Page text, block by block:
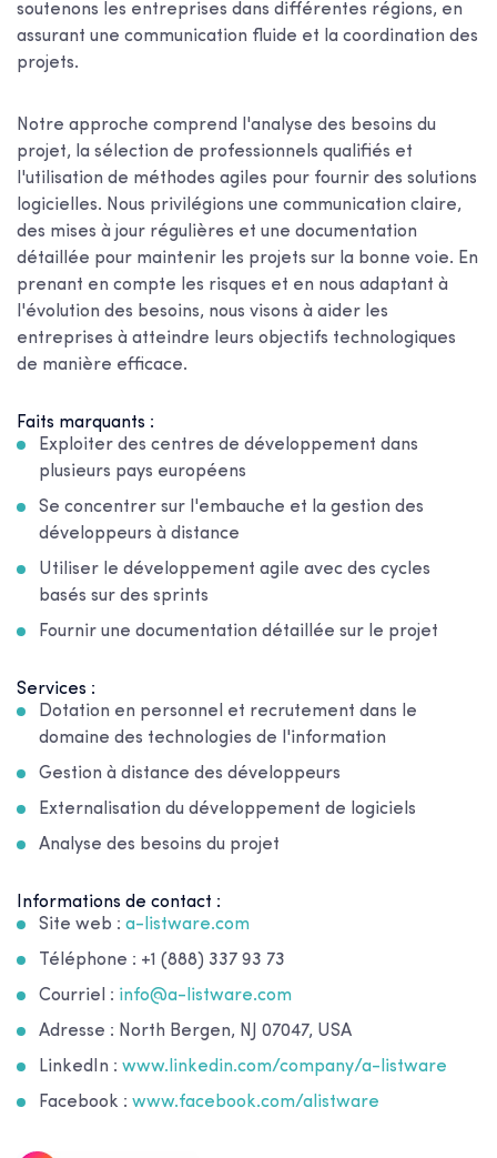
soutenons les entreprises dans différentes régions, en
assurant une communication fluide et la coordination des
projets.
Notre approche comprend l'analyse des besoins du
projet, la sélection de professionnels qualifiés et
l'utilisation de méthodes agiles pour fournir des solutions
logicielles. Nous privilégions une communication claire,
des mises à jour régulières et une documentation
détaillée pour maintenir les projets sur la bonne voie. En
prenant en compte les risques et en nous adaptant à
l'évolution des besoins, nous visons à aider les
entreprises à atteindre leurs objectifs technologiques
de manière efficace.
Faits marquants :
Exploiter des centres de développement dans
plusieurs pays européens
Se concentrer sur l'embauche et la gestion des
développeurs à distance
Utiliser le développement agile avec des cycles
basés sur des sprints
Fournir une documentation détaillée sur le projet
Services :
Dotation en personnel et recrutement dans le
domaine des technologies de l'information
Gestion à distance des développeurs
Externalisation du développement de logiciels
Analyse des besoins du projet
Informations de contact :
Site web : a-listware.com
Téléphone : +1 (888) 337 93 73
Courriel : info@a-listware.com
Adresse : North Bergen, NJ 07047, USA
LinkedIn : www.linkedin.com/company/a-listware
Facebook : www.facebook.com/alistware